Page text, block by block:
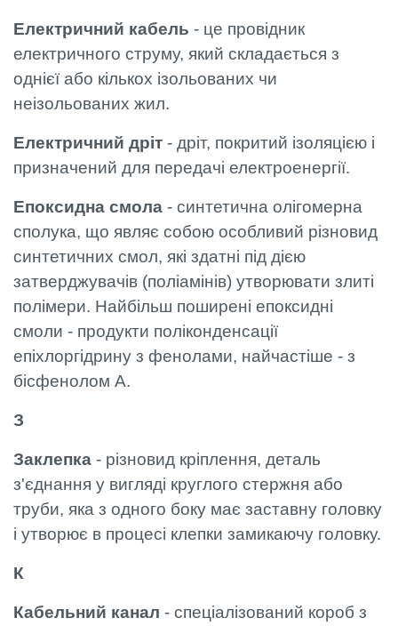
Електричний кабель - це провідник
електричного струму, який складається з
однієї або кількох ізольованих чи
неізольованих жил.
Електричний дріт - дріт, покритий ізоляцією і
призначений для передачі електроенергії.
Епоксидна смола - синтетична олігомерна
сполука, що являє собою особливий різновид
синтетичних смол, які здатні під дією
затверджувачів (поліамінів) утворювати злиті
полімери. Найбільш поширені епоксидні
смоли - продукти поліконденсації
епіхлоргідрину з фенолами, найчастіше - з
бісфенолом А.
З
Заклепка - різновид кріплення, деталь
з'єднання у вигляді круглого стержня або
труби, яка з одного боку має заставну головку
і утворює в процесі клепки замикаючу головку.
К
Кабельний канал - спеціалізований короб з